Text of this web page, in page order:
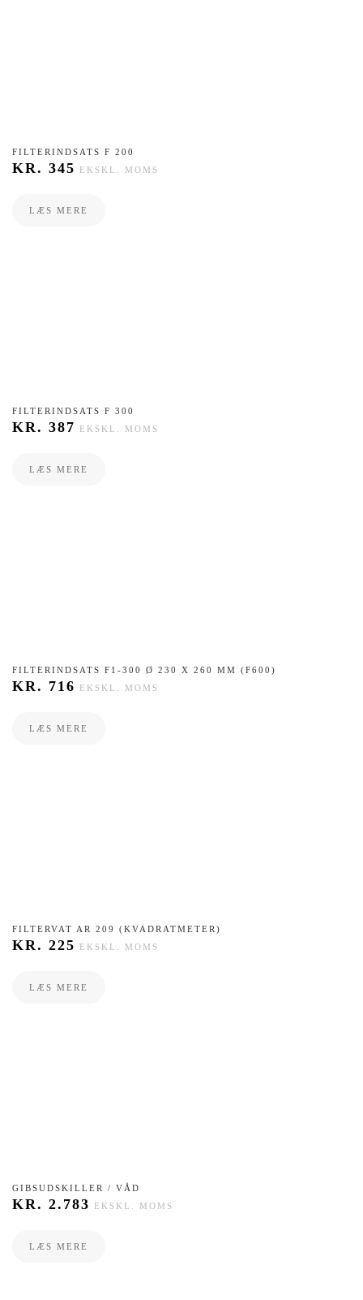
​FILTERINDSATS F 200
KR. 345 EKSKL. MOMS
LÆS MERE
​FILTERINDSATS F 300
KR. 387 EKSKL. MOMS
LÆS MERE
FILTERINDSATS F1-300 Ø 230 X 260 MM (F600)
KR. 716 EKSKL. MOMS
LÆS MERE
FILTERVAT AR 209 (KVADRATMETER)
KR. 225 EKSKL. MOMS
LÆS MERE
GIBSUDSKILLER / VÅD
KR. 2.783 EKSKL. MOMS
LÆS MERE